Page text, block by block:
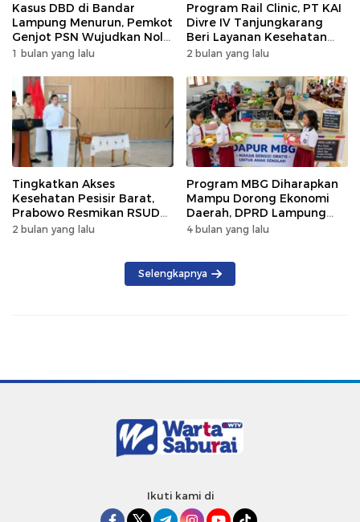
Kasus DBD di Bandar
Lampung Menurun, Pemkot
Genjot PSN Wujudkan Nol
Kematian
1 bulan yang lalu
Program Rail Clinic, PT KAI
Divre IV Tanjungkarang
Beri Layanan Kesehatan
Gratis 250 Warga
2 bulan yang lalu
Tingkatkan Akses
Kesehatan Pesisir Barat,
Prabowo Resmikan RSUD
KH Muhammad Thohir
2 bulan yang lalu
Program MBG Diharapkan
Mampu Dorong Ekonomi
Daerah, DPRD Lampung
Tekankan Pemanfaatan
4 bulan yang lalu
Selengkapnya
Ikuti kami di